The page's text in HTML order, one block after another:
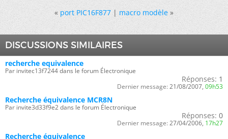
« port PIC16F877|macro modèle »
DISCUSSIONS SIMILAIRES
recherche equivalence
Par invitec13f7244 dans le forum Électronique
Réponses: 1
Dernier message: 21/08/2007, 09h53
Recherche équivalence MCR8N
Par invite3d33f9e2 dans le forum Électronique
Réponses: 0
Dernier message: 27/04/2006, 17h27
Recherche équivalence